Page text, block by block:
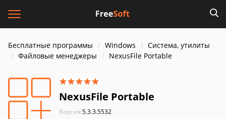
Бесплатные программы Windows
Система, утилиты
Файловые менеджеры
NexusFile Portable
NexusFile Portable
Версия:5.3.3.5532